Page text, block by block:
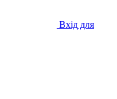
Вхід для